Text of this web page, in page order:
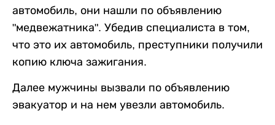
автомобиль, они нашли по объявлению
"медвежатника". Убедив специалиста в том,
что это их автомобиль, преступники получили
копию ключа зажигания.
Далее мужчины вызвали по объявлению
эвакуатор и на нем увезли автомобиль.